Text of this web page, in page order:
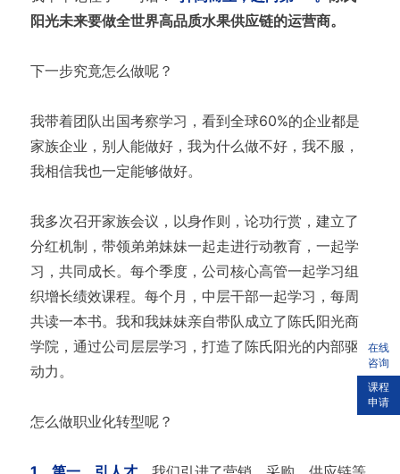
阳光未来要做全世界高品质水果供应链的运营商。
下一步究竟怎么做呢？
我带着团队出国考察学习，看到全球60%的企业都是
家族企业，别人能做好，我为什么做不好，我不服，
我相信我也一定能够做好。
我多次召开家族会议，以身作则，论功行赏，建立了
分红机制，带领弟弟妹妹一起走进行动教育，一起学
习，共同成长。每个季度，公司核心高管一起学习组
织增长绩效课程。每个月，中层干部一起学习，每周
共读一本书。我和我妹妹亲自带队成立了陈氏阳光商
学院，通过公司层层学习，打造了陈氏阳光的内部驱
动力。
怎么做职业化转型呢？
在线
咨询
课程
申请